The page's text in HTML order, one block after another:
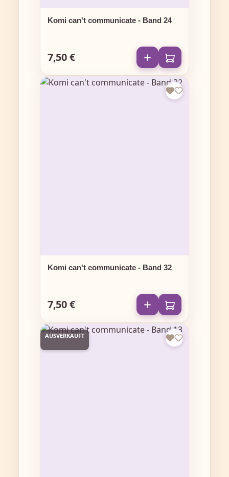
Komi can't communicate - Band 24
Regulärer Preis:
7,50 €
Komi can't communicate - Band 32
Regulärer Preis:
7,50 €
AUSVERKAUFT